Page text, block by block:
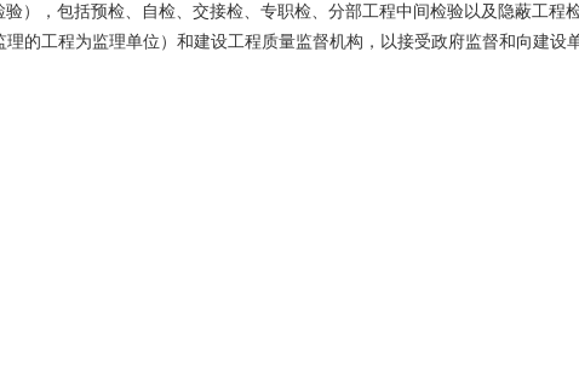
），包括预检、自检、交接检、专职检、分部工程中间检验以及隐蔽工程
工程为监理单位）和建设工程质量监督机构，以接受政府监督和向建设